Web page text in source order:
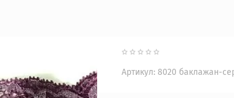
Артикул: 8020 баклажан-